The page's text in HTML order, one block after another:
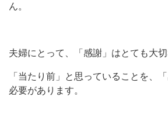
ん。
夫婦にとって、「感謝」はとても大切
「当たり前」と思っていることを、
必要があります。